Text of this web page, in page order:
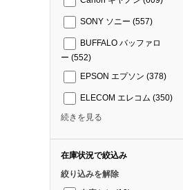
SONY ソニー (557)
BUFFALO バッファロ
ー (552)
EPSON エプソン (378)
ELECOM エレコム (350)
続きを見る
在庫状況で絞込み
絞り込みを解除